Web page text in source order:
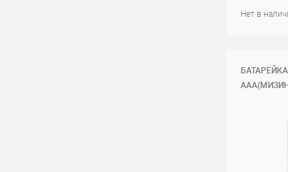
Нет в
БАТАРЕЙКА